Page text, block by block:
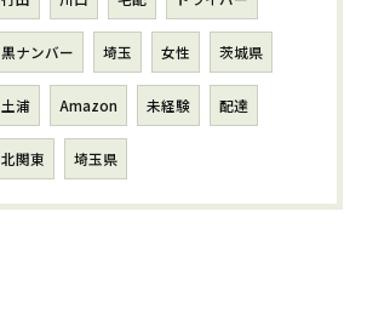
黒ナンバー 埼玉 女性 茨城県
土浦 Amazon 未経験 配達
北関東 埼玉県